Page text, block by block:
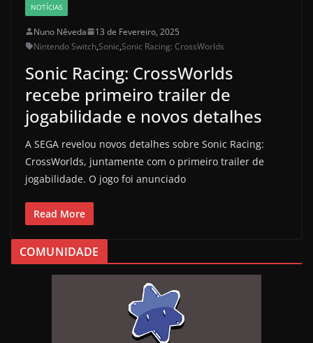
NOTÍCIAS
Nuno Nêveda
13 de Fevereiro, 2025
Nintendo Switch,Sonic,Sonic Racing: CrossWorlds
Sonic Racing: CrossWorlds
recebe primeiro trailer de
jogabilidade e novos detalhes
A SEGA revelou novos detalhes sobre Sonic Racing:
CrossWorlds, juntamente com o primeiro trailer de
jogabilidade. O jogo foi anunciado
Read More
COMUNIDADE